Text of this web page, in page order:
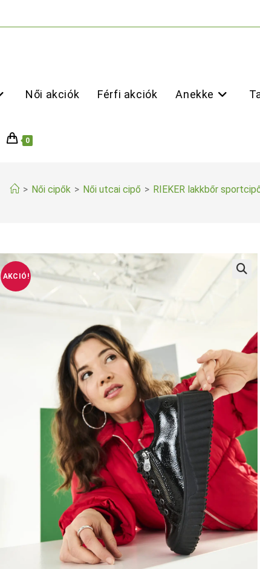
Női akciók Férfi akciók Anekke
0
> Női cipők > Női utcai cipő > RIEKER lakkbőr
AKCIÓ!